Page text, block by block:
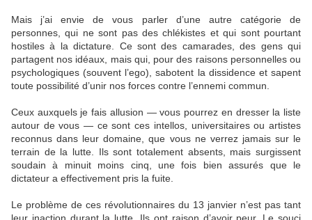
Mais j’ai envie de vous parler d’une autre catégorie de
personnes, qui ne sont pas des chlékistes et qui sont pourtant
hostiles à la dictature. Ce sont des camarades, des gens qui
partagent nos idéaux, mais qui, pour des raisons personnelles ou
psychologiques (souvent l’ego), sabotent la dissidence et sapent
toute possibilité d’unir nos forces contre l’ennemi commun.
Ceux auxquels je fais allusion — vous pourrez en dresser la liste
autour de vous — ce sont ces intellos, universitaires ou artistes
reconnus dans leur domaine, que vous ne verrez jamais sur le
terrain de la lutte. Ils sont totalement absents, mais surgissent
soudain à minuit moins cinq, une fois bien assurés que le
dictateur a effectivement pris la fuite.
Le problème de ces révolutionnaires du 13 janvier n’est pas tant